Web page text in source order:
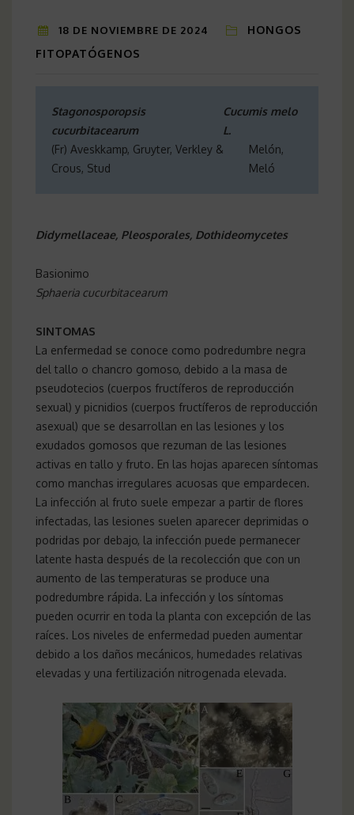
18 DE NOVIEMBRE DE 2024
HONGOS
FITOPATÓGENOS
Stagonosporopsis
cucurbitacearum
Cucumis melo
L.
(Fr) Aveskkamp, Gruyter, Verkley &
Crous, Stud
Melón,
Meló
Didymellaceae, Pleosporales, Dothideomycetes
Basionimo
Sphaeria cucurbitacearum
SINTOMAS
La enfermedad se conoce como podredumbre negra
del tallo o chancro gomoso, debido a la masa de
pseudotecios (cuerpos fructíferos de reproducción
sexual) y picnidios (cuerpos fructíferos de reproducción
asexual) que se desarrollan en las lesiones y los
exudados gomosos que rezuman de las lesiones
activas en tallo y fruto. En las hojas aparecen síntomas
como manchas irregulares acuosas que empardecen.
La infección al fruto suele empezar a partir de flores
infectadas, las lesiones suelen aparecer deprimidas o
podridas por debajo, la infección puede permanecer
latente hasta después de la recolección que con un
aumento de las temperaturas se produce una
podredumbre rápida. La infección y los síntomas
pueden ocurrir en toda la planta con excepción de las
raíces. Los niveles de enfermedad pueden aumentar
debido a los daños mecánicos, humedades relativas
elevadas y una fertilización nitrogenada elevada.